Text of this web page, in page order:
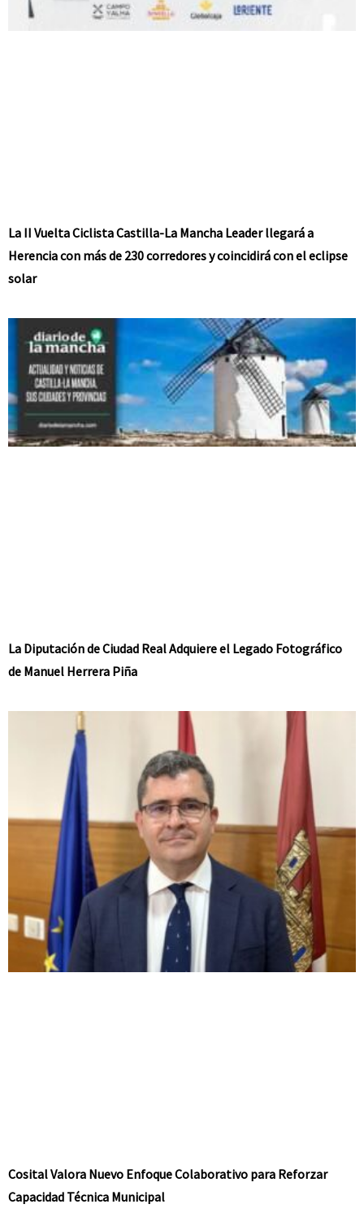
La II Vuelta Ciclista Castilla-La Mancha Leader llegará a
Herencia con más de 230 corredores y coincidirá con el eclipse
solar
La Diputación de Ciudad Real Adquiere el Legado Fotográfico
de Manuel Herrera Piña
Cosital Valora Nuevo Enfoque Colaborativo para Reforzar
Capacidad Técnica Municipal